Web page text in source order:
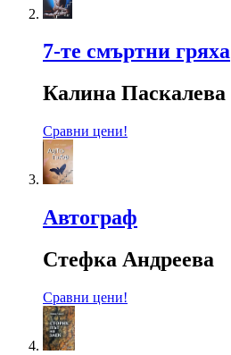
7-те смъртни гряха
Калина Паскалева
Сравни цени!
Автограф
Стефка Андреева
Сравни цени!